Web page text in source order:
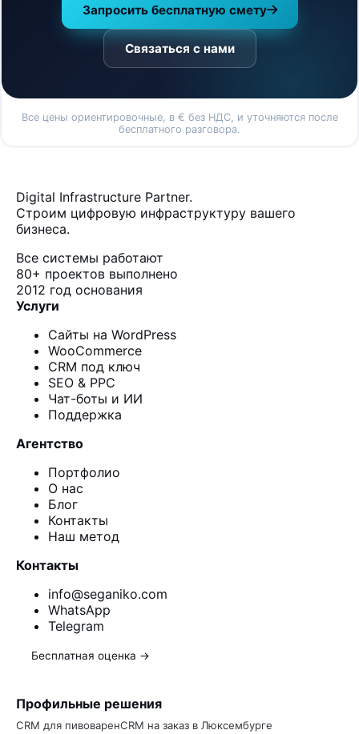
Запросить бесплатную смету
Связаться с нами
Все цены ориентировочные, в € без НДС, и уточняются после
бесплатного разговора.
Digital Infrastructure Partner.
Строим цифровую инфраструктуру вашего
бизнеса.
Все системы работают
80+ проектов выполнено
2012 год основания
Услуги
Сайты на WordPress
WooCommerce
CRM под ключ
SEO & PPC
Чат-боты и ИИ
Поддержка
Агентство
Портфолио
О нас
Блог
Контакты
Наш метод
Контакты
info@seganiko.com
WhatsApp
Telegram
Бесплатная оценка →
Профильные решения
CRM для пивоваренCRM на заказ в Люксембурге